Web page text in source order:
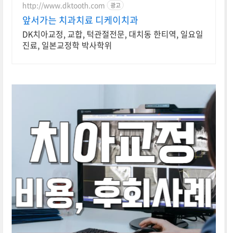
http://www.dktooth.com 광고
앞서가는 치과치료 디케이치과
DK치아교정, 교합, 턱관절전문, 대치동 한티역, 일요일
진료, 일본교정학 박사학위